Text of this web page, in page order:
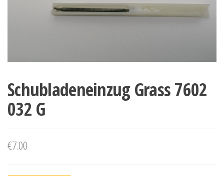
Schubladeneinzug Grass 7602
032 G
€7.00